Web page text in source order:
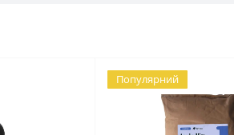
Популярний